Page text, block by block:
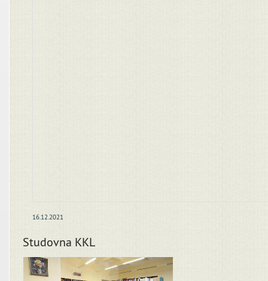
16.12.2021
Studovna KKL